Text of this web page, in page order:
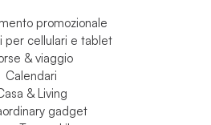
Gadget
promozionale
per cellulari e tablet
& viaggio
Calendari